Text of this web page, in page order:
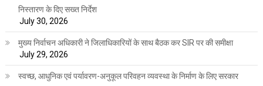
निस्तारण के दिए सख्त निर्देश
July 30, 2026
मुख्य निर्वाचन अधिकारी ने जिलाधिकारियों के साथ बैठक कर SIR पर की समीक्षा
July 29, 2026
स्वच्छ, आधुनिक एवं पर्यावरण-अनुकूल परिवहन व्यवस्था के निर्माण के लिए सरकार